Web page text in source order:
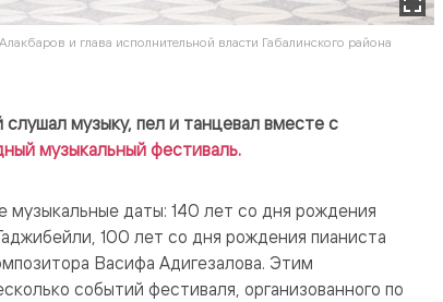
и глава исполнительной власти Габалинского района
музыку, пел и танцевал вместе с
музыкальный фестиваль.
музыкальные даты: 140 лет со дня рождения
100 лет со дня рождения пианиста
Васифа Адигезалова. Этим
событий фестиваля, организованного по